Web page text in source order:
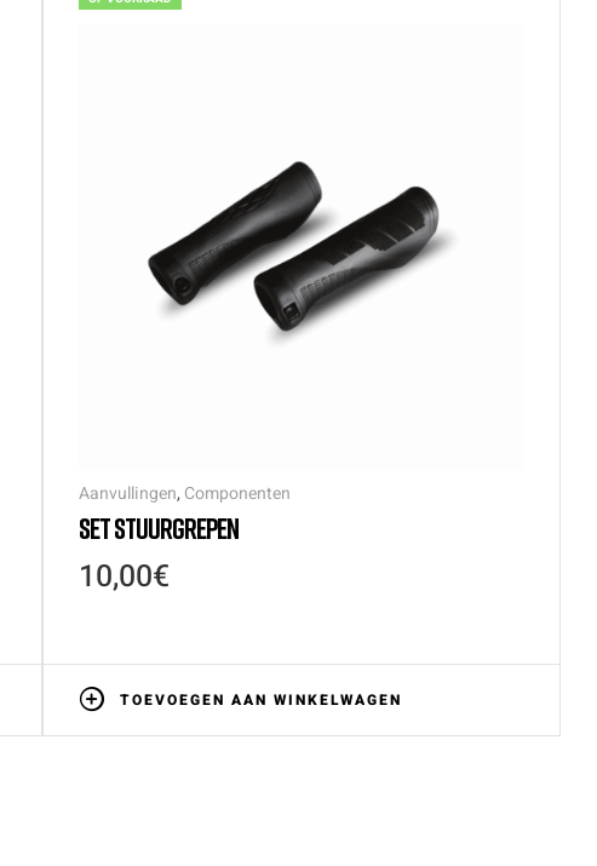
Aanvullingen, Componenten
SET STUURGREPEN
10,00€
TOEVOEGEN AAN WINKELWAGEN